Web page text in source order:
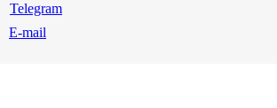
Telegram
E-mail